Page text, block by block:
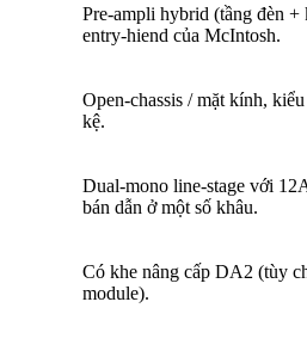
Pre-ampli hybrid (tầng đèn
entry-hiend của McIntosh.
Open-chassis / mặt kính,
kệ.
Dual-mono line-stage với
bán dẫn ở một số khâu.
Có khe nâng cấp DA2 (tùy
module).